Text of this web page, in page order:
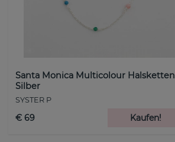
Santa Monica Multicolour Halsketten
Silber
SYSTER P
€ 69 Kaufen!